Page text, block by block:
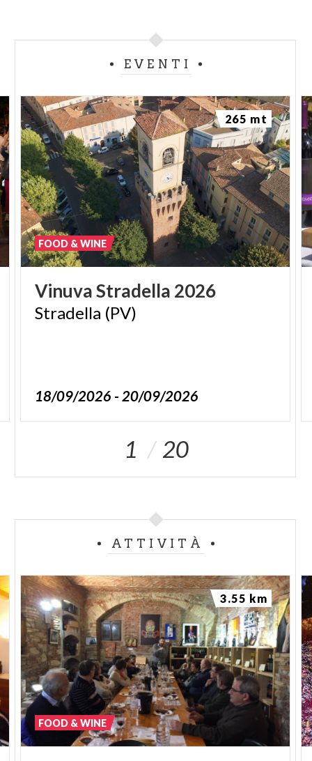
EVENTI
VinuvaStradella 2026
Stradella (PV)
18/09/2026 - 20/09/2026
FOOD & WINE
265 mt
1 20
ATTIVITÀ
FOOD & WINE
3.55 km